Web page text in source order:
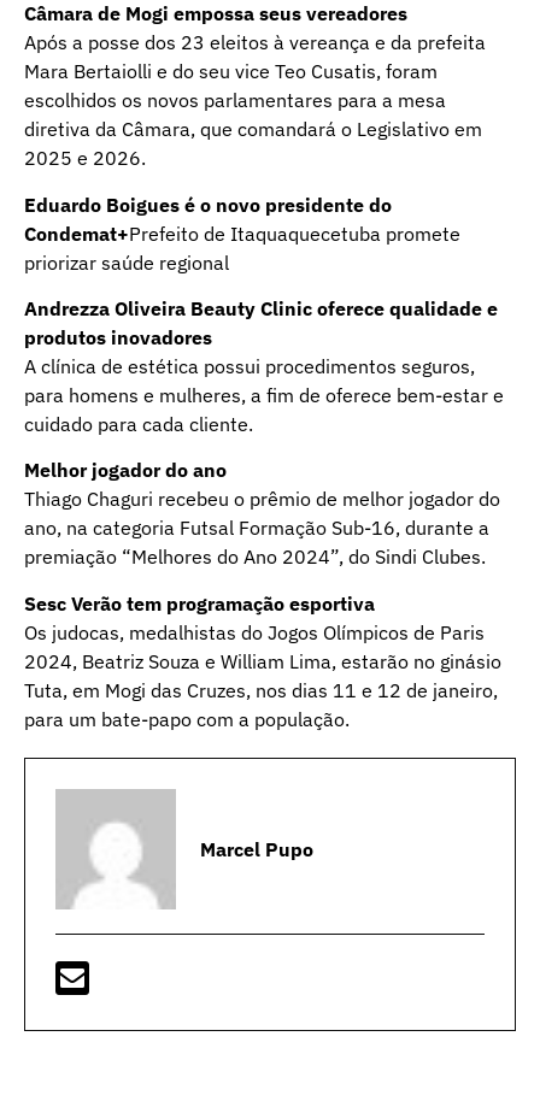
Câmara de Mogi empossa seus vereadores
Após a posse dos 23 eleitos à vereança e da prefeita
Mara Bertaiolli e do seu vice Teo Cusatis, foram
escolhidos os novos parlamentares para a mesa
diretiva da Câmara, que comandará o Legislativo em
2025 e 2026.
Eduardo Boigues é o novo presidente do
Condemat+Prefeito de Itaquaquecetuba promete
priorizar saúde regional
Andrezza Oliveira Beauty Clinic oferece qualidade e
produtos inovadores
A clínica de estética possui procedimentos seguros,
para homens e mulheres, a fim de oferece bem-estar e
cuidado para cada cliente.
Melhor jogador do ano
Thiago Chaguri recebeu o prêmio de melhor jogador do
ano, na categoria Futsal Formação Sub-16, durante a
premiação “Melhores do Ano 2024”, do Sindi Clubes.
Sesc Verão tem programação esportiva
Os judocas, medalhistas do Jogos Olímpicos de Paris
2024, Beatriz Souza e William Lima, estarão no ginásio
Tuta, em Mogi das Cruzes, nos dias 11 e 12 de janeiro,
para um bate-papo com a população.
Marcel Pupo